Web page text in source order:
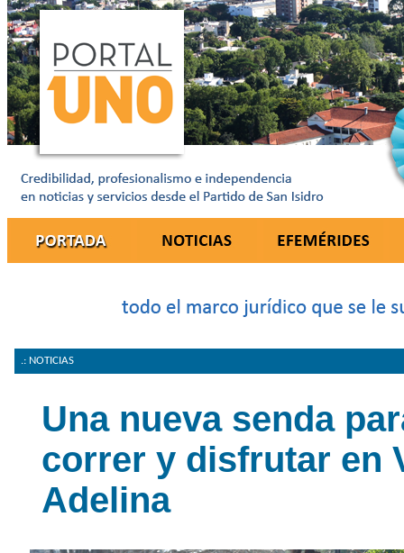
.: NOTICIAS
Una nueva senda
correr y disfrutar en
Adelina